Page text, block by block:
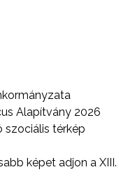
Alapítvány 2026
térkép
képet adjon a XIII.